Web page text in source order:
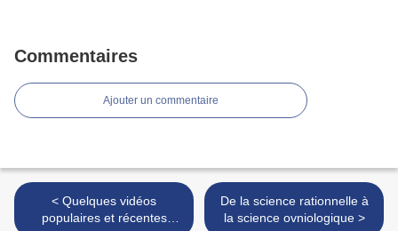
Commentaires
Ajouter un commentaire
< Quelques vidéos
populaires et récentes
De la science rationnelle à
la science ovniologique >